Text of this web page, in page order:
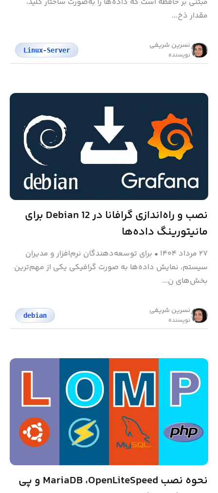
مقدار ذخ...
نسرین شریفی
نویسنده
Linux-Server
نصب و راه‌اندازی گرافانا در Debian 12 برای
مانیتورینگ داده‌ها
۲۷ مرداد ۱۴۰۴ • برای توسعه‌دهندگان نرم‌افزار و مدیران
سیستم، نمایش داده‌ها به صورت گرافیکی یکی از مهم‌ترین
بخش‌های ن...
نسرین شریفی
نویسنده
debian
نحوه نصب MariaDB ،OpenLiteSpeed و پی